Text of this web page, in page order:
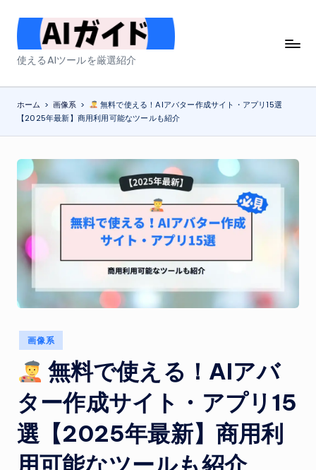
Skip
content
A
ガ
イ
使えるAIツールを厳選紹介
ホーム > 画像系 >
無料で使える！AIアバター作成サイト・アプリ15選
【2025年最新】商用利用可能なツールも紹介
Posted
in
画像系
無料で使える！AIアバ
ター作成サイト・アプリ15
選【2025年最新】商用利